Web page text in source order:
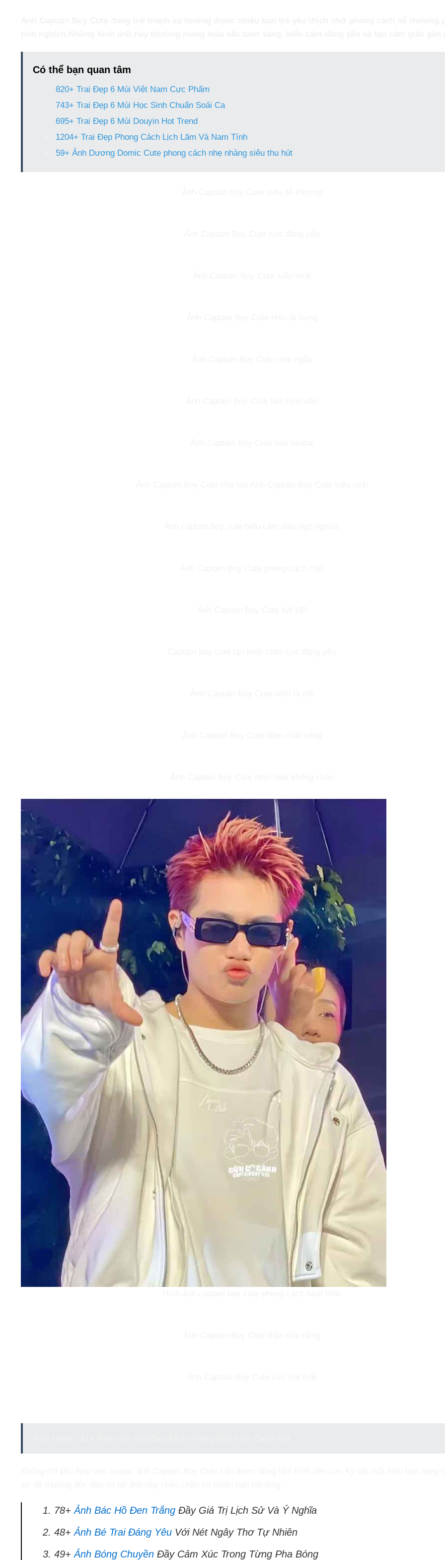
Có thể bạn quan tâm
820+ Trai Đẹp 6 Múi Việt Nam Cực Phẩm
743+ Trai Đẹp 6 Múi Học Sinh Chuẩn Soái Ca
695+ Trai Đẹp 6 Múi Douyin Hot Trend
1204+ Trai Đẹp Phong Cách Lịch Lãm Và Nam Tính
59+ Ảnh Dương Domic Cute phong cách nhẹ nhàng siêu thu hút
78+Ảnh Bác Hồ Đen TrắngĐầy Giá Trị Lịch Sử Và Ý Nghĩa
48+Ảnh Bé Trai Đáng YêuVới Nét Ngây Thơ Tự Nhiên
49+Ảnh Bóng ChuyềnĐầy Cảm Xúc Trong Từng Pha Bóng